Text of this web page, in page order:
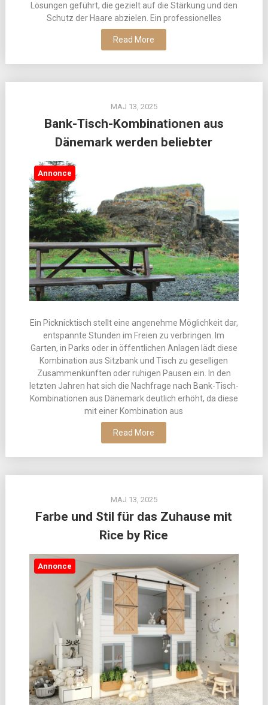
Lösungen geführt, die gezielt auf die Stärkung und den
Schutz der Haare abzielen. Ein professionelles
Read More
MAJ 13, 2025
Bank-Tisch-Kombinationen aus
Dänemark werden beliebter
Annonce
Ein Picknicktisch stellt eine angenehme Möglichkeit dar,
entspannte Stunden im Freien zu verbringen. Im
Garten, in Parks oder in öffentlichen Anlagen lädt diese
Kombination aus Sitzbank und Tisch zu geselligen
Zusammenkünften oder ruhigen Pausen ein. In den
letzten Jahren hat sich die Nachfrage nach Bank-Tisch-
Kombinationen aus Dänemark deutlich erhöht, da diese
mit einer Kombination aus
Read More
MAJ 13, 2025
Farbe und Stil für das Zuhause mit
Rice by Rice
Annonce